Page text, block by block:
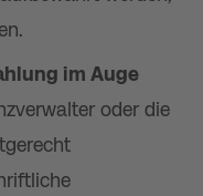
im Auge
oder die